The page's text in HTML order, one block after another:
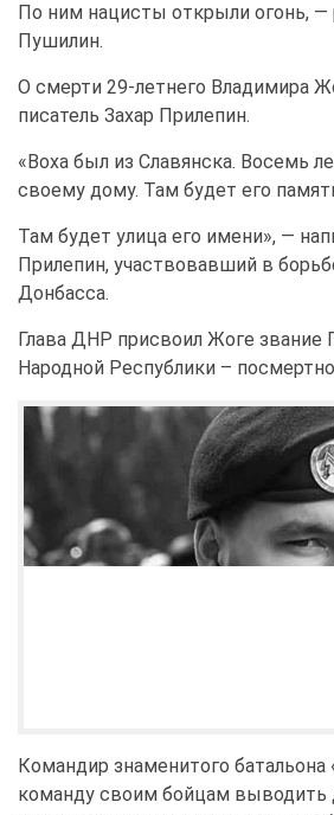
По ним нацисты открыли огонь, —
Пушилин.
О смерти 29-летнего Владимира
писатель Захар Прилепин.
«Воха был из Славянска. Восемь
своему дому. Там будет его
Там будет улица его имени», —
Прилепин, участвовавший в
Донбасса.
Глава ДНР присвоил Жоге звание
Народной Республики –
Командир знаменитого батальона
команду своим бойцам выводить